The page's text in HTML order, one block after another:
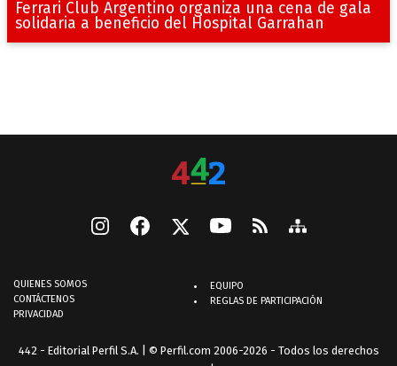
Ferrari Club Argentino organiza una cena de gala
solidaria a beneficio del Hospital Garrahan
QUIENES SOMOS
CONTÁCTENOS
PRIVACIDAD
EQUIPO
REGLAS DE PARTICIPACIÓN
442 - Editorial Perfil S.A. | © Perfil.com 2006-2026 - Todos los derechos